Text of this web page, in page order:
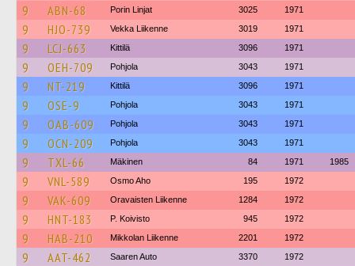
9 ABN-68 Porin Linjat 3025 1971
9 HJO-739 Vekka Liikenne 3019 1971
9 LCJ-663 Kittilä 3096 1971
9 OEH-709 Pohjola 3043 1971
9 NT-219 Kittilä 3096 1971
9 OSE-9 Pohjola 3043 1971
9 OAB-609 Pohjola 3043 1971
9 OCN-209 Pohjola 3043 1971
9 TXL-66 Mäkinen 84 1971 1985
9 VNL-589 Osmo Aho 195 1972
9 VAK-609 Oravaisten Liikenne 1284 1972
9 HNT-183 P. Koivisto 945 1972
9 HAB-210 Mikkolan Liikenne 2201 1972
9 AAT-462 Saaren Auto 3370 1972